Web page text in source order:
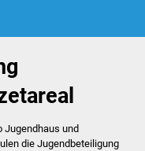
Jugendhaus und
die Jugendbeteiligung